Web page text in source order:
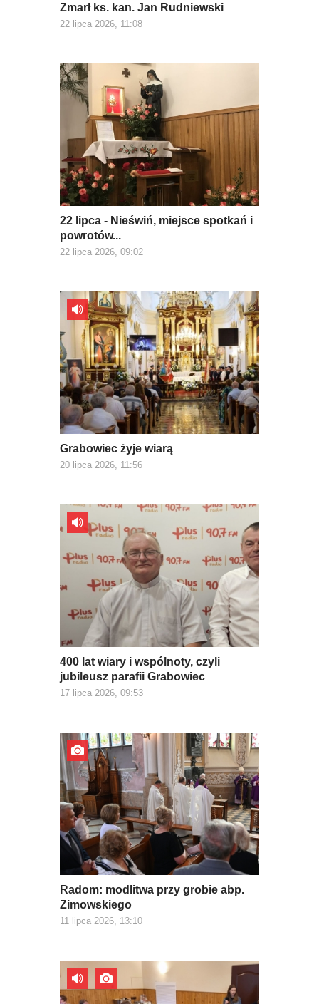
Zmarł ks. kan. Jan Rudniewski
22 lipca 2026, 11:08
22 lipca - Nieświń, miejsce spotkań i
powrotów...
22 lipca 2026, 09:02
Grabowiec żyje wiarą
20 lipca 2026, 11:56
400 lat wiary i wspólnoty, czyli
jubileusz parafii Grabowiec
17 lipca 2026, 09:53
Radom: modlitwa przy grobie abp.
Zimowskiego
11 lipca 2026, 13:10